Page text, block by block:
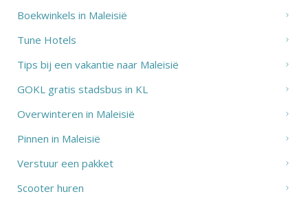
Boekwinkels in Maleisië
Tune Hotels
Tips bij een vakantie naar Maleisië
GOKL gratis stadsbus in KL
Overwinteren in Maleisië
Pinnen in Maleisië
Verstuur een pakket
Scooter huren